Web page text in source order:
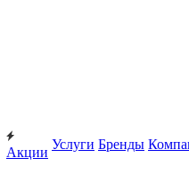
Акции
Услуги Бренды